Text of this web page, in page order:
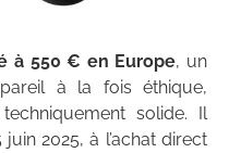
à 550 € en Europe, un
à la fois éthique,
solide. Il
2025, à l’achat direct